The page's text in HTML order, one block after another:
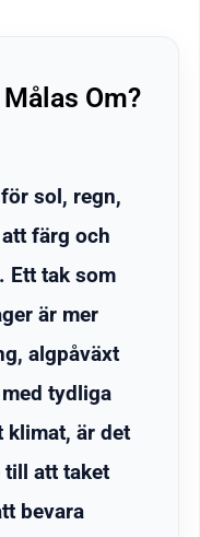
Om?
sol, regn,
färg och
Ett tak som
är mer
algpåväxt
tydliga
är det
att taket
bevara